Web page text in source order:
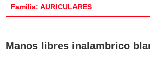
Familia: AURICULARES
Manos libres inalambrico